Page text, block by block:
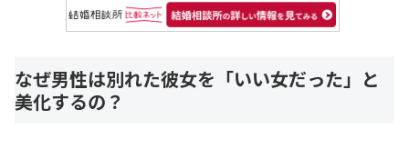
なぜ男性は別れた彼女を「いい女だった」と
美化するの？